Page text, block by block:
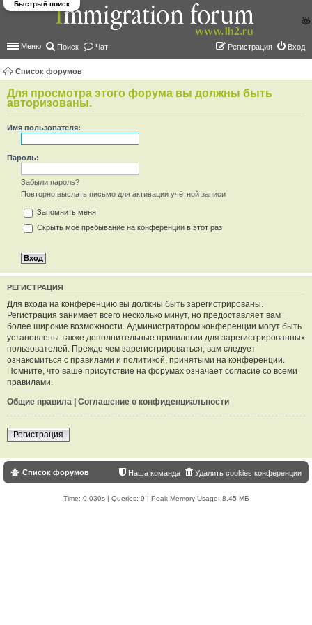
Меню Поиск Чат Вход
Регистрация
Список форумов
Быстрый поиск
Для просмотра этого форума вы должны быть
авторизованы.
Имя пользователя:
Пароль:
Забыли пароль?
Повторно выслать письмо для активации учётной записи
Запомнить меня
Скрыть моё пребывание на конференции в этот раз
РЕГИСТРАЦИЯ
Для входа на конференцию вы должны быть зарегистрированы.
Регистрация занимает всего несколько минут, но предоставляет вам
более широкие возможности. Администратором конференции могут быть
установлены также дополнительные привилегии для зарегистрированных
пользователей. Прежде чем зарегистрироваться, вам следует
ознакомиться с правилами и политикой, принятыми на конференции.
Помните, что ваше присутствие на форумах означает согласие со всеми
правилами.
Общие правила | Соглашение о конфиденциальности
Регистрация
Список форумов Удалить cookies конференции
Наша команда
Time: 0.030s| Queries: 9 | Peak Memory Usage: 8.45 МБ